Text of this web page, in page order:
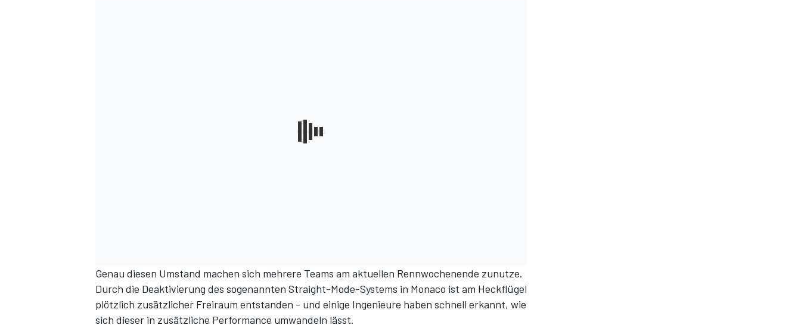
Genau diesen Umstand machen sich mehrere Teams am aktuellen Rennwochenende zunutze.
Durch die Deaktivierung des sogenannten Straight-Mode-Systems in Monaco ist am Heckflügel
plötzlich zusätzlicher Freiraum entstanden - und einige Ingenieure haben schnell erkannt, wie
sich dieser in zusätzliche Performance umwandeln lässt.